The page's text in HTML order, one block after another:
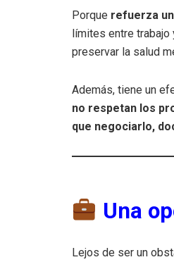
Porque refuerza
límites entre trabajo
preservar la salud
Además, tiene un
no respetan los
que negociarlo,
Una
Lejos de ser un